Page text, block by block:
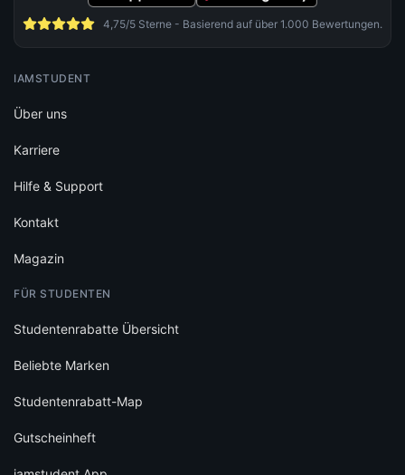
4,75/5 Sterne - Basierend auf über 1.000 Bewertungen.
IAMSTUDENT
Über uns
Karriere
Hilfe & Support
Kontakt
Magazin
FÜR STUDENTEN
Studentenrabatte Übersicht
Beliebte Marken
Studentenrabatt-Map
Gutscheinheft